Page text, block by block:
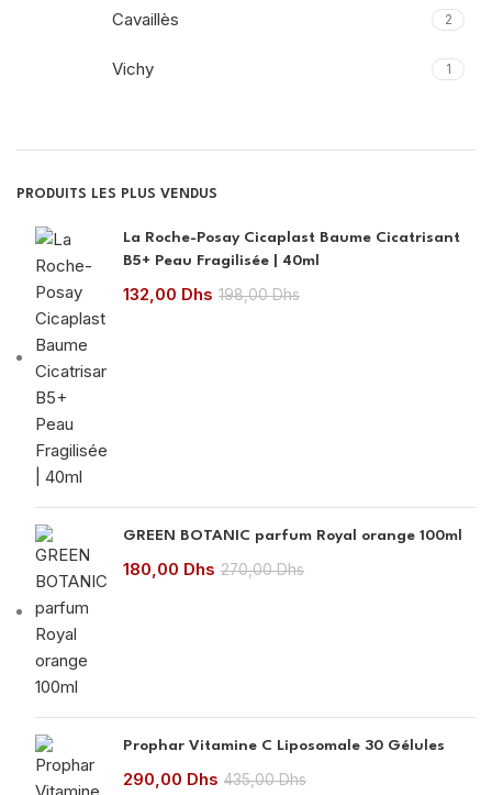
Cavaillès 2
Vichy 1
PRODUITS LES PLUS VENDUS
La Roche-Posay Cicaplast Baume Cicatrisant
B5+ Peau Fragilisée | 40ml
132,00 Dhs 198,00Dhs
GREEN BOTANIC parfum Royal orange 100ml
180,00 Dhs 270,00Dhs
Prophar Vitamine C Liposomale 30 Gélules
290,00 Dhs 435,00Dhs